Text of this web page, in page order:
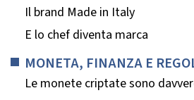
Il brand Made in Italy
E lo chef diventa marca
MONETA, FINANZA E
Le monete criptate sono